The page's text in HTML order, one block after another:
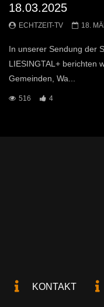
18.03.2025
ECHTZEIT-TV 18.
In unserer Sendung der
LIESINGTAL+ berichten
Gemeinden, Wa...
516 4
KONTAKT